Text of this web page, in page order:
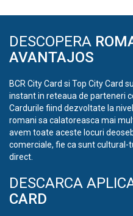
DESCOPERA
AVANTAJOS
BCR City Card si Top City Card
instant in reteaua de parteneri
Cardurile fiind dezvoltate la
romani sa calatoreasca mai
avem toate aceste locuri
comerciale, fie ca sunt cultural-
direct.
DESCARCA
CARD